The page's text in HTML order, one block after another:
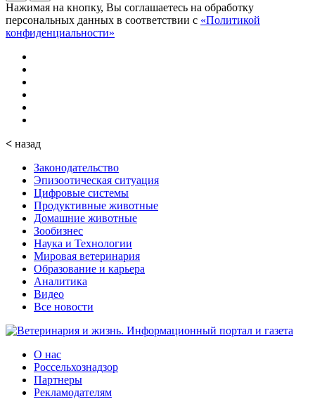
Нажимая на кнопку, Вы соглашаетесь на обработку
персональных данных в соответствии с «Политикой
конфиденциальности»
< назад
Законодательство
Эпизоотическая ситуация
Цифровые системы
Продуктивные животные
Домашние животные
Зообизнес
Наука и Технологии
Мировая ветеринария
Образование и карьера
Аналитика
Видео
Все новости
О нас
Россельхознадзор
Партнеры
Рекламодателям